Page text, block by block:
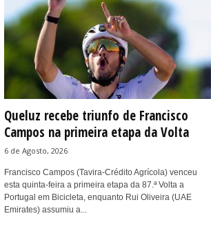
Queluz recebe triunfo de Francisco
Campos na primeira etapa da Volta
6 de Agosto, 2026
Francisco Campos (Tavira-Crédito Agrícola) venceu
esta quinta-feira a primeira etapa da 87.ª Volta a
Portugal em Bicicleta, enquanto Rui Oliveira (UAE
Emirates) assumiu a...